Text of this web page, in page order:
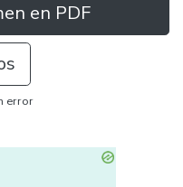
en PDF
error